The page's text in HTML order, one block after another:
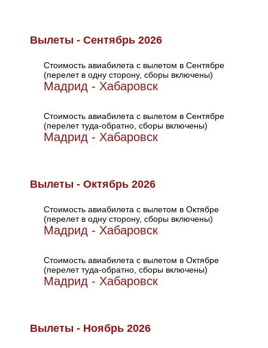
Вылеты - Сентябрь 2026
Стоимость авиабилета с вылетом в Сентябре
(перелет в одну сторону, сборы включены)
Мадрид - Хабаровск
Стоимость авиабилета с вылетом в Сентябре
(перелет туда-обратно, сборы включены)
Мадрид - Хабаровск
Вылеты - Октябрь 2026
Стоимость авиабилета с вылетом в Октябре
(перелет в одну сторону, сборы включены)
Мадрид - Хабаровск
Стоимость авиабилета с вылетом в Октябре
(перелет туда-обратно, сборы включены)
Мадрид - Хабаровск
Вылеты - Ноябрь 2026